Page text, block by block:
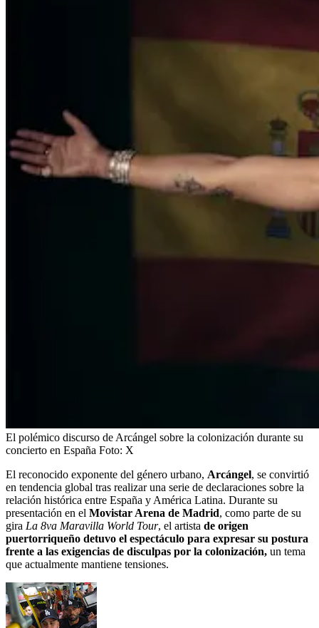
El polémico discurso de Arcángel sobre la colonización durante su
concierto en España Foto: X
El reconocido exponente del género urbano, Arcángel, se convirtió
en tendencia global tras realizar una serie de declaraciones sobre la
relación histórica entre España y América Latina. Durante su
presentación en el Movistar Arena de Madrid, como parte de su
gira La 8va Maravilla World Tour, el artista de origen
puertorriqueño detuvo el espectáculo para expresar su postura
frente a las exigencias de disculpas por la colonización, un tema
que actualmente mantiene tensiones.